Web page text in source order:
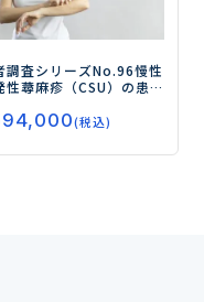
調査シリーズNo.96慢性
性蕁麻疹（CSU）の患
た症状のコントロール
と薬物治療の評価―
(税込)